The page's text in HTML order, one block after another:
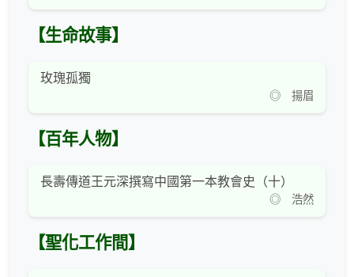
【生命故事】
玫瑰孤獨
◎ 揚眉
【百年人物】
長壽傳道王元深撰寫中國第一本教會史（十）
◎ 浩然
【聖化工作間】